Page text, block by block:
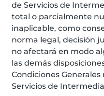
de Servicios de
total o parcialmente
inaplicable, como
norma legal, decisión
no afectará en modo
las demás
Condiciones
Servicios de